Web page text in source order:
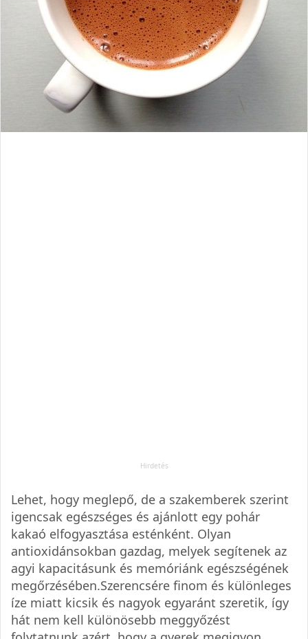
Lehet, hogy meglepő, de a szakemberek szerint
igencsak egészséges és ajánlott egy pohár
kakaó elfogyasztása esténként. Olyan
antioxidánsokban gazdag, melyek segítenek az
agyi kapacitásunk és memóriánk egészségének
megőrzésében.Szerencsére finom és különleges
íze miatt kicsik és nagyok egyaránt szeretik, így
hát nem kell különösebb meggyőzést